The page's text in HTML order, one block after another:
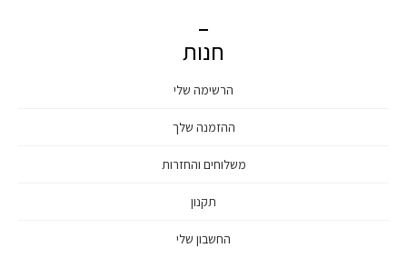
חנות
הרשימה שלי
ההזמנה שלך
משלוחים והחזרות
תקנון
החשבון שלי